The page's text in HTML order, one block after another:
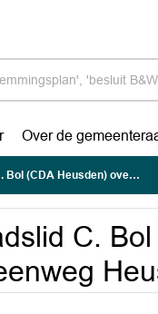
Over de
over fietspad Steenweg Heusden
C. Bol